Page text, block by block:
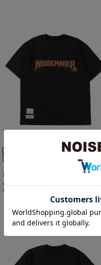
《ユニセックス》トリプルコラボ
TEE②NOISE×mindseeker×99％IS-
¥
¥